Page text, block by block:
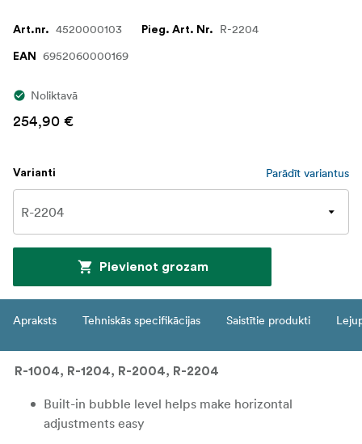
Art.nr. 4520000103 Pieg. Art. Nr. R-2204
EAN 6952060000169
Noliktavā
254,90 €
Varianti Parādīt variantus
Pievienot grozam
Apraksts Tehniskās specifikācijas Saistītie produkti
R-1004, R-1204, R-2004, R-2204
Built-in bubble level helps make horizontal
adjustments easy